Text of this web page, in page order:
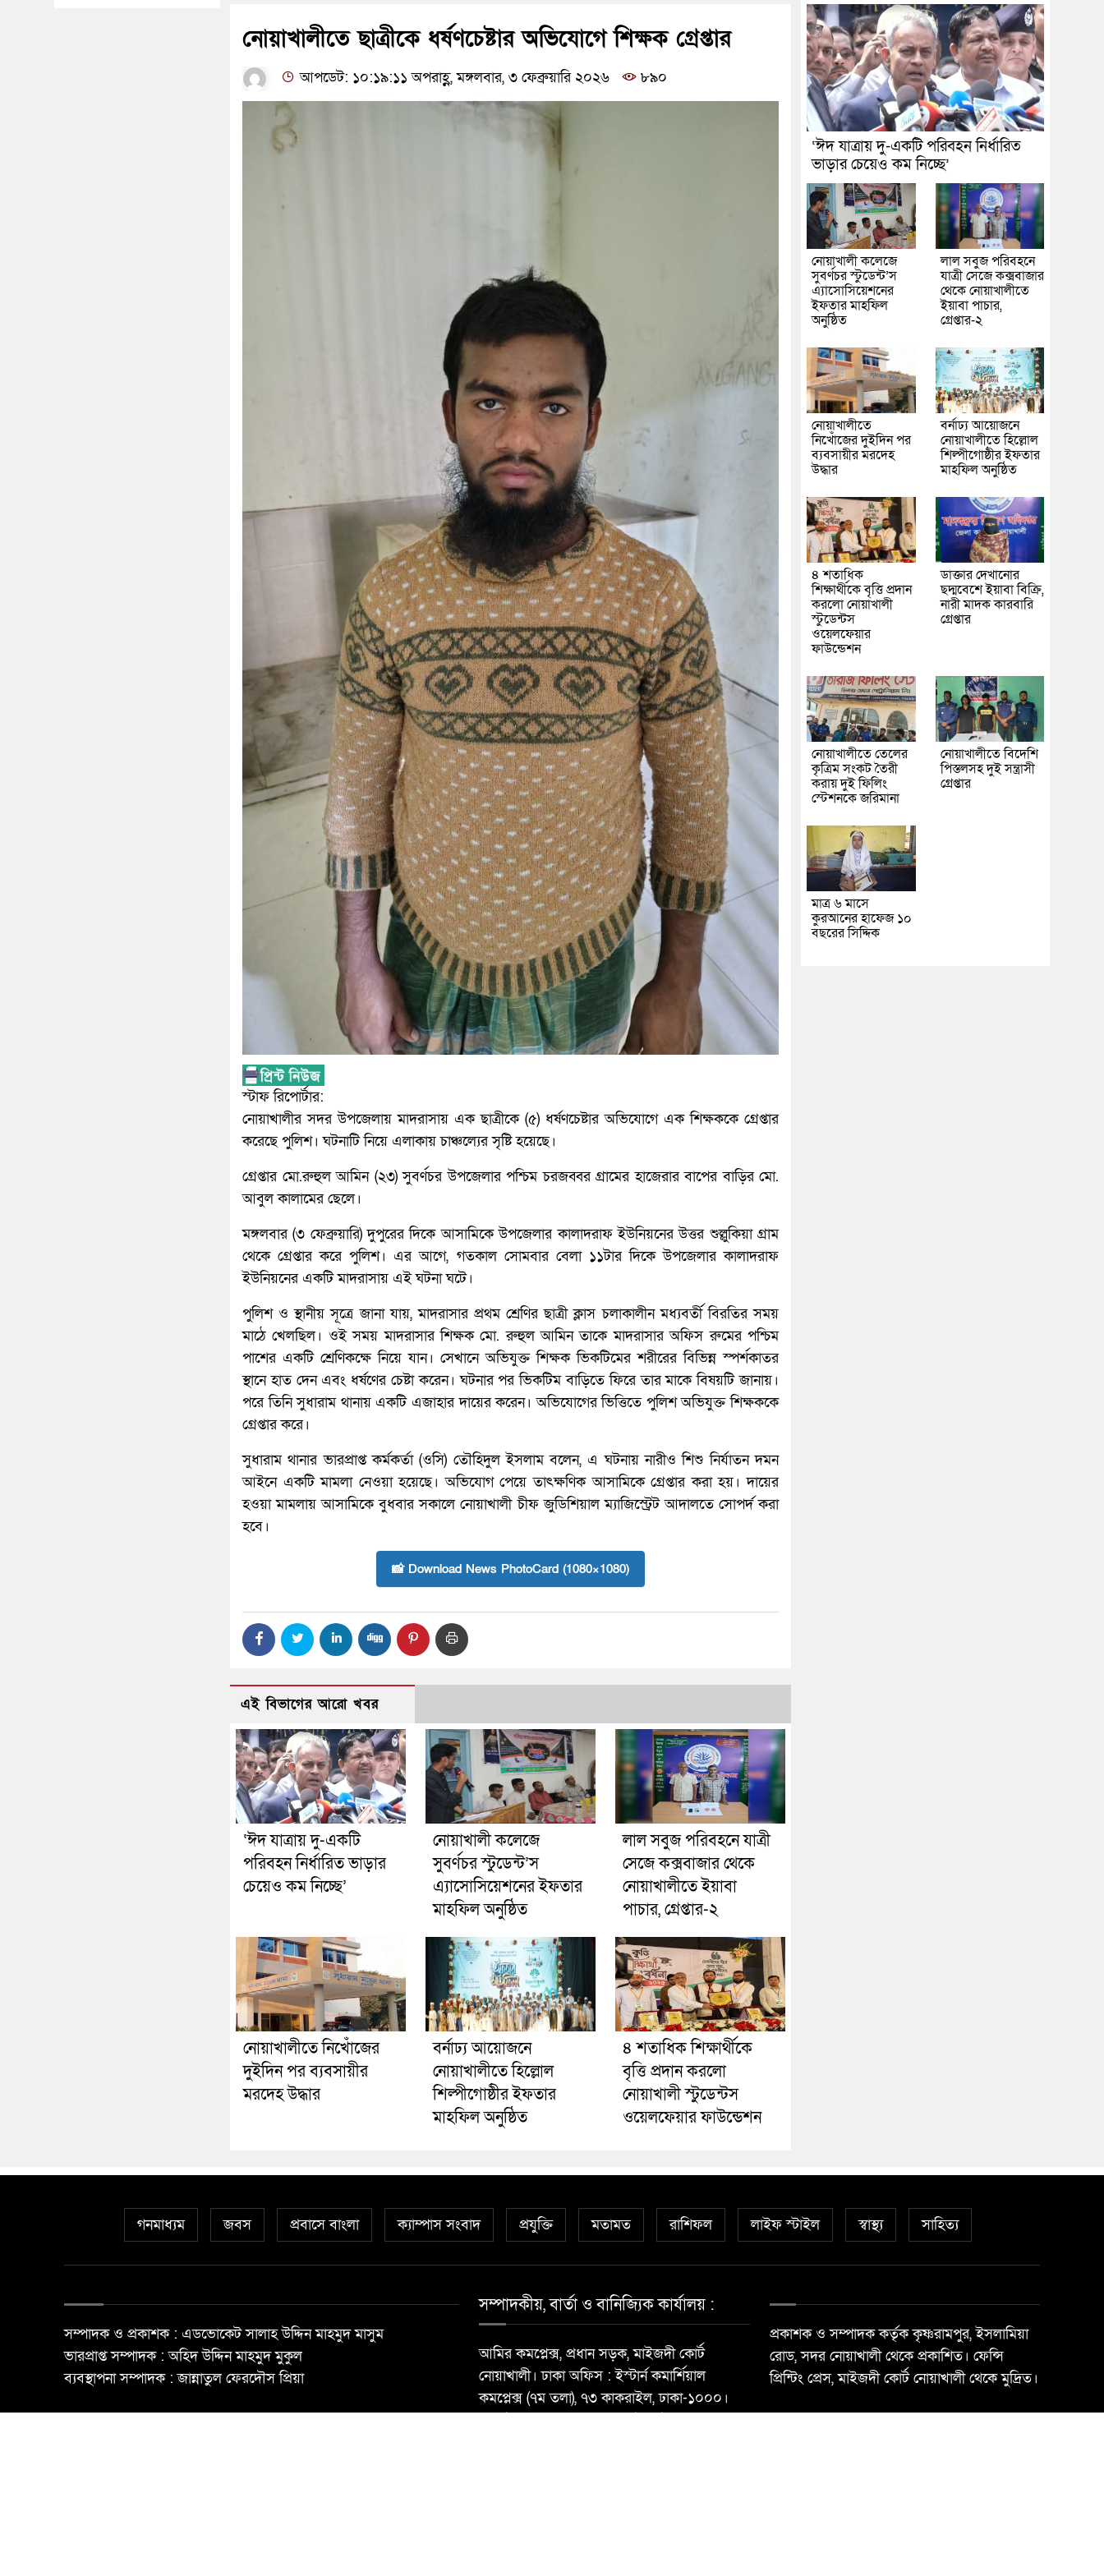
নোয়াখালীতে ছাত্রীকে ধর্ষণচেষ্টার অভিযোগে শিক্ষক গ্রেপ্তার
আপডেট: ১০:১৯:১১ অপরাহ্ণ, মঙ্গলবার, ৩ ফেব্রুয়ারি ২০২৬ ৮৯০
স্টাফ রিপোর্টার:
নোয়াখালীর সদর উপজেলায় মাদরাসায় এক ছাত্রীকে (৫) ধর্ষণচেষ্টার অভিযোগে এক শিক্ষককে গ্রেপ্তার
করেছে পুলিশ। ঘটনাটি নিয়ে এলাকায় চাঞ্চল্যের সৃষ্টি হয়েছে।
গ্রেপ্তার মো.রুহুল আমিন (২৩) সুবর্ণচর উপজেলার পশ্চিম চরজব্বর গ্রামের হাজেরার বাপের বাড়ির মো.
আবুল কালামের ছেলে।
মঙ্গলবার (৩ ফেব্রুয়ারি) দুপুরের দিকে আসামিকে উপজেলার কালাদরাফ ইউনিয়নের উত্তর শুল্লুকিয়া গ্রাম
থেকে গ্রেপ্তার করে পুলিশ। এর আগে, গতকাল সোমবার বেলা ১১টার দিকে উপজেলার কালাদরাফ
ইউনিয়নের একটি মাদরাসায় এই ঘটনা ঘটে।
পুলিশ ও স্থানীয় সূত্রে জানা যায়, মাদরাসার প্রথম শ্রেণির ছাত্রী ক্লাস চলাকালীন মধ্যবর্তী বিরতির সময়
মাঠে খেলছিল। ওই সময় মাদরাসার শিক্ষক মো. রুহুল আমিন তাকে মাদরাসার অফিস রুমের পশ্চিম
পাশের একটি শ্রেণিকক্ষে নিয়ে যান। সেখানে অভিযুক্ত শিক্ষক ভিকটিমের শরীরের বিভিন্ন স্পর্শকাতর
স্থানে হাত দেন এবং ধর্ষণের চেষ্টা করেন। ঘটনার পর ভিকটিম বাড়িতে ফিরে তার মাকে বিষয়টি জানায়।
পরে তিনি সুধারাম থানায় একটি এজাহার দায়ের করেন। অভিযোগের ভিত্তিতে পুলিশ অভিযুক্ত শিক্ষককে
গ্রেপ্তার করে।
সুধারাম থানার ভারপ্রাপ্ত কর্মকর্তা (ওসি) তৌহিদুল ইসলাম বলেন, এ ঘটনায় নারীও শিশু নির্যাতন দমন
আইনে একটি মামলা নেওয়া হয়েছে। অভিযোগ পেয়ে তাৎক্ষণিক আসামিকে গ্রেপ্তার করা হয়। দায়ের
হওয়া মামলায় আসামিকে বুধবার সকালে নোয়াখালী চীফ জুডিশিয়াল ম্যাজিস্ট্রেট আদালতে সোপর্দ করা
হবে।
📸 Download News PhotoCard (1080×1080)
এই বিভাগের আরো খবর
‘ঈদ যাত্রায় দু-একটি
পরিবহন নির্ধারিত ভাড়ার
চেয়েও কম নিচ্ছে’
নোয়াখালী কলেজে
সুবর্ণচর স্টুডেন্ট’স
এ্যাসোসিয়েশনের ইফতার
মাহফিল অনুষ্ঠিত
লাল সবুজ পরিবহনে যাত্রী
সেজে কক্সবাজার থেকে
নোয়াখালীতে ইয়াবা
পাচার, গ্রেপ্তার-২
নোয়াখালীতে নিখোঁজের
দুইদিন পর ব্যবসায়ীর
মরদেহ উদ্ধার
বর্নাঢ্য আয়োজনে
নোয়াখালীতে হিল্লোল
শিল্পীগোষ্ঠীর ইফতার
মাহফিল অনুষ্ঠিত
৪ শতাধিক শিক্ষার্থীকে
বৃত্তি প্রদান করলো
নোয়াখালী স্টুডেন্টস
ওয়েলফেয়ার ফাউন্ডেশন
‘ঈদ যাত্রায় দু-একটি পরিবহন নির্ধারিত
ভাড়ার চেয়েও কম নিচ্ছে’
নোয়াখালী কলেজে
সুবর্ণচর স্টুডেন্ট’স
এ্যাসোসিয়েশনের
ইফতার মাহফিল
অনুষ্ঠিত
লাল সবুজ পরিবহনে
যাত্রী সেজে কক্সবাজার
থেকে নোয়াখালীতে
ইয়াবা পাচার,
গ্রেপ্তার-২
নোয়াখালীতে
নিখোঁজের দুইদিন পর
ব্যবসায়ীর মরদেহ
উদ্ধার
বর্নাঢ্য আয়োজনে
নোয়াখালীতে হিল্লোল
শিল্পীগোষ্ঠীর ইফতার
মাহফিল অনুষ্ঠিত
৪ শতাধিক
শিক্ষার্থীকে বৃত্তি প্রদান
করলো নোয়াখালী
স্টুডেন্টস
ওয়েলফেয়ার
ফাউন্ডেশন
ডাক্তার দেখানোর
ছদ্মবেশে ইয়াবা বিক্রি,
নারী মাদক কারবারি
গ্রেপ্তার
নোয়াখালীতে তেলের
কৃত্রিম সংকট তৈরী
করায় দুই ফিলিং
স্টেশনকে জরিমানা
নোয়াখালীতে বিদেশি
পিস্তলসহ দুই সন্ত্রাসী
গ্রেপ্তার
মাত্র ৬ মাসে
কুরআনের হাফেজ ১০
বছরের সিদ্দিক
গনমাধ্যম জবস প্রবাসে বাংলা ক্যাম্পাস সংবাদ প্রযুক্তি মতামত রাশিফল লাইফ স্টাইল স্বাস্থ্য সাহিত্য
সম্পাদক ও প্রকাশক : এডভোকেট সালাহ উদ্দিন মাহমুদ মাসুম
ভারপ্রাপ্ত সম্পাদক : অহিদ উদ্দিন মাহমুদ মুকুল
ব্যবস্থাপনা সম্পাদক : জান্নাতুল ফেরদৌস প্রিয়া
সম্পাদকীয়, বার্তা ও বানিজ্যিক কার্যালয় :
আমির কমপ্লেক্স, প্রধান সড়ক, মাইজদী কোর্ট
নোয়াখালী। ঢাকা অফিস : ইস্টার্ন কমার্শিয়াল
কমপ্লেক্স (৭ম তলা), ৭৩ কাকরাইল, ঢাকা-১০০০।
প্রকাশক ও সম্পাদক কর্তৃক কৃষ্ণরামপুর, ইসলামিয়া
রোড, সদর নোয়াখালী থেকে প্রকাশিত। ফেন্সি
প্রিন্টিং প্রেস, মাইজদী কোর্ট নোয়াখালী থেকে মুদ্রিত।